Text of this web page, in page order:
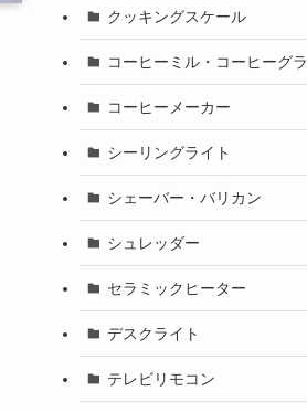
クッキングスケール
コーヒーミル・コーヒーグ
コーヒーメーカー
シーリングライト
シェーバー・バリカン
シュレッダー
セラミックヒーター
デスクライト
テレビリモコン